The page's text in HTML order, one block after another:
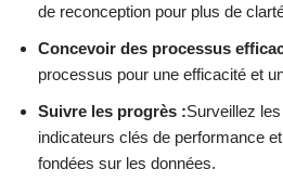
de reconception pour plus de
Concevoir des processus
processus pour une efficacité et
Suivre les progrès :Surveillez
indicateurs clés de performance
fondées sur les données.